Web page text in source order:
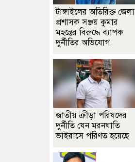
টাঙ্গাইলের অতিরিক্ত জেলা
প্রশাসক সঞ্জয় কুমার
মহন্তের বিরুদ্ধে ব্যাপক
দুর্নীতির অভিযোগ
জাতীয় ক্রীড়া পরিষদের
দুর্নীতি যেন মরনঘাতি
ভাইরাসে পরিণত হয়েছে